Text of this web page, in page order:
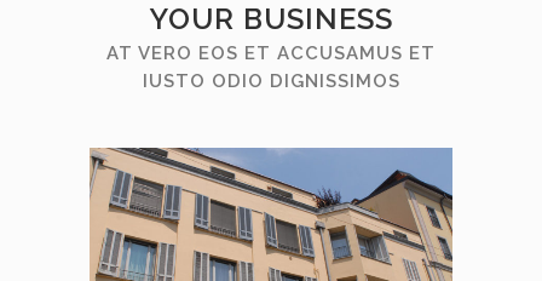
YOUR BUSINESS
AT VERO EOS ET ACCUSAMUS ET
IUSTO ODIO DIGNISSIMOS